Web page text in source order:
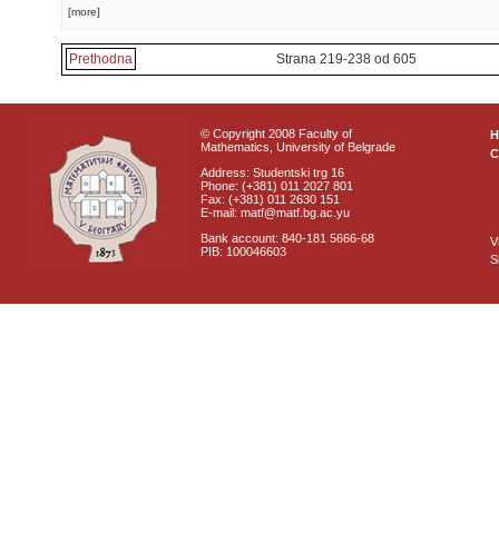
[more]
Prethodna Strana 219-238 od 605
© Copyright 2008 Faculty of
Mathematics, University of Belgrade
Address: Studentski trg 16
Phone: (+381) 011 2027 801
Fax: (+381) 011 2630 151
E-mail: matf@matf.bg.ac.yu
Bank account: 840-181 5666-68
PIB: 100046603